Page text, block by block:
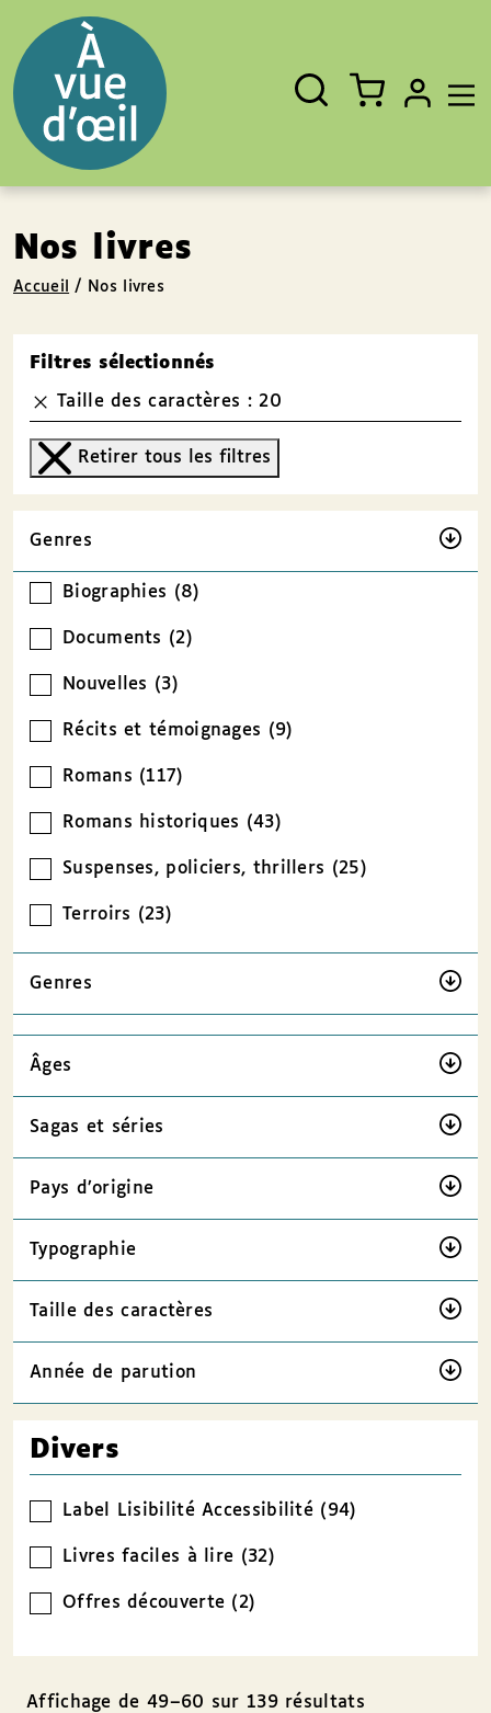
Fermer
Rechercher
un
livre,
un
auteur,
un
EAN
Nos livres
Accueil / Nos livres
Filtres sélectionnés
Taille des caractères : 20
Retirer tous les filtres
Genres
Biographies (8)
Documents (2)
Nouvelles (3)
Récits et témoignages (9)
Romans (117)
Romans historiques (43)
Suspenses, policiers, thrillers (25)
Terroirs (23)
Genres
Âges
Sagas et séries
Pays d’origine
Typographie
Taille des caractères
Année de parution
Divers
Label Lisibilité Accessibilité (94)
Livres faciles à lire (32)
Offres découverte (2)
Affichage de 49–60 sur 139 résultats